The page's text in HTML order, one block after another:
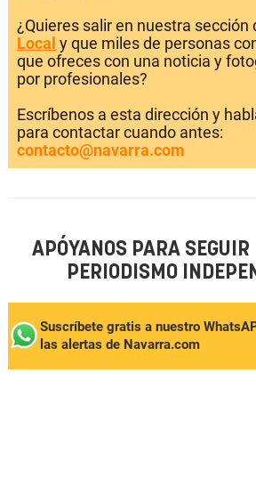
¿Quieres salir en nuestra sección
Local y que miles de personas
que ofreces con una noticia y
por profesionales?
Escríbenos a esta dirección y
para contactar cuando antes:
contacto@navarra.com
APÓYANOS PARA
PERIODISMO
Suscríbete gratis a nuestro
las alertas de Navarra.com